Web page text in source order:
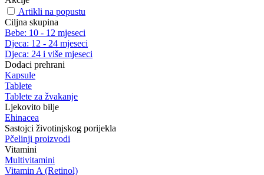
Artikli na popustu
Ciljna skupina
Bebe: 10 - 12 mjeseci
Djeca: 12 - 24 mjeseci
Djeca: 24 i više mjeseci
Dodaci prehrani
Kapsule
Tablete
Tablete za žvakanje
Ljekovito bilje
Ehinacea
Sastojci životinjskog porijekla
Pčelinji proizvodi
Vitamini
Multivitamini
Vitamin A (Retinol)